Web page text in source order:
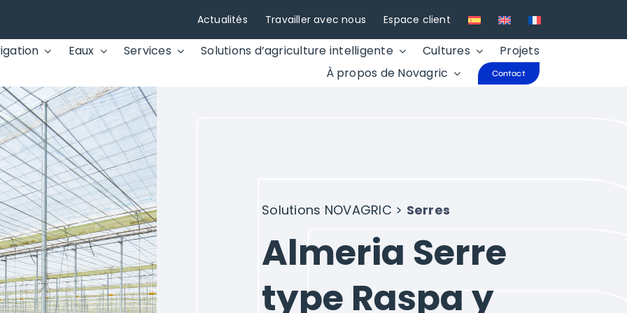
Actualités Travailler avec nous Espace client
Eaux Services Solutions d’agriculture intelligente Cultures
Projets
À propos de Novagric
Contact
Solutions NOVAGRIC > Serres
Almeria Serre
type Raspa y